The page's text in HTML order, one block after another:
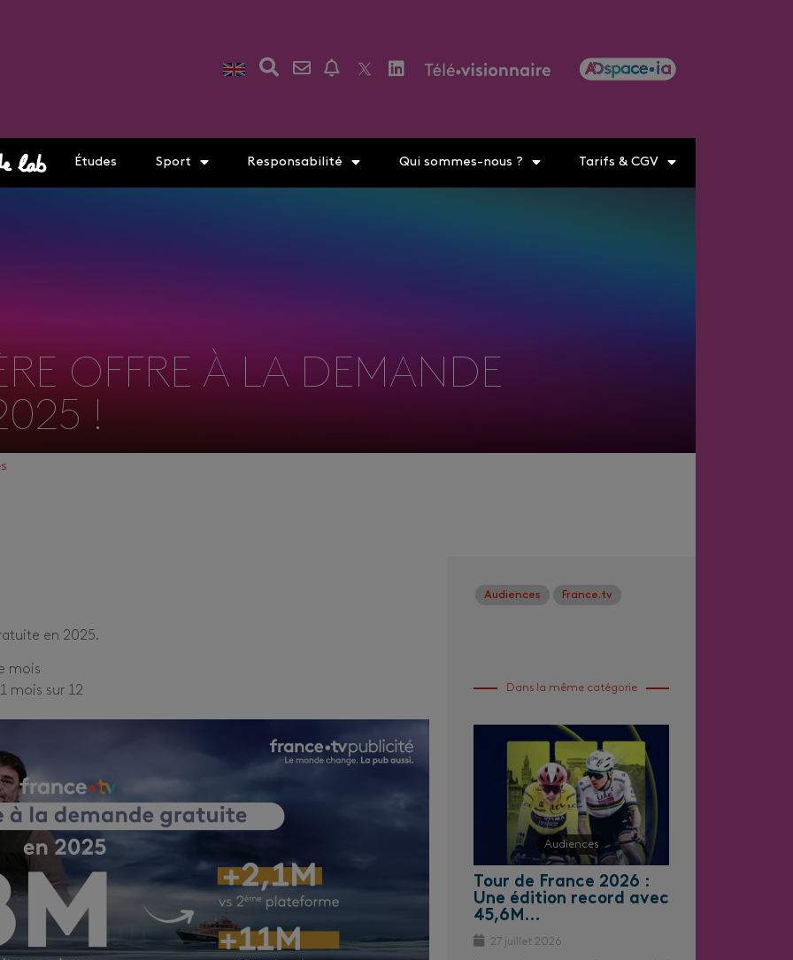
Études Sport Responsabilité Qui sommes-nous ? Tarifs & CGV
OFFRE À LA DEMANDE
!
en 2025.
mois
mois sur 12
Audiences France.tv
Dans la même catégorie
Audiences
Tour de France 2026 :
Une édition record avec
45,6M…
27 juillet 2026